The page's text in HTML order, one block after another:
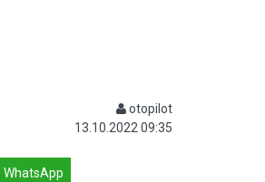
otopilot
13.10.2022 09:35
WhatsApp